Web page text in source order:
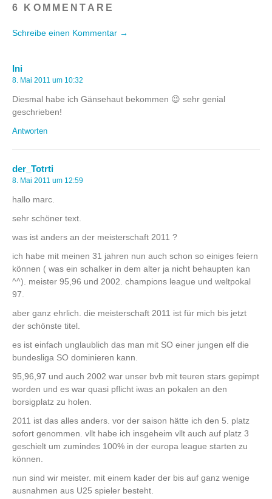
6 KOMMENTARE
Schreibe einen Kommentar →
Ini
8. Mai 2011 um 10:32
Diesmal habe ich Gänsehaut bekommen 😉 sehr genial
geschrieben!
Antworten
der_Totrti
8. Mai 2011 um 12:59
hallo marc.
sehr schöner text.
was ist anders an der meisterschaft 2011 ?
ich habe mit meinen 31 jahren nun auch schon so einiges feiern
können ( was ein schalker in dem alter ja nicht behaupten kan
^^). meister 95,96 und 2002. champions league und weltpokal
97.
aber ganz ehrlich. die meisterschaft 2011 ist für mich bis jetzt
der schönste titel.
es ist einfach unglaublich das man mit SO einer jungen elf die
bundesliga SO dominieren kann.
95,96,97 und auch 2002 war unser bvb mit teuren stars gepimpt
worden und es war quasi pflicht iwas an pokalen an den
borsigplatz zu holen.
2011 ist das alles anders. vor der saison hätte ich den 5. platz
sofort genommen. vllt habe ich insgeheim vllt auch auf platz 3
geschielt um zumindes 100% in der europa league starten zu
können.
nun sind wir meister. mit einem kader der bis auf ganz wenige
ausnahmen aus U25 spieler besteht.